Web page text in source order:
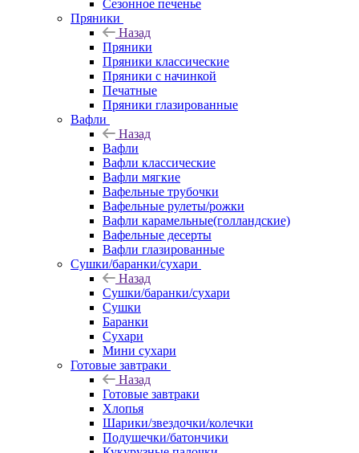
Сезонное печенье
Пряники
Назад
Пряники
Пряники классические
Пряники с начинкой
Печатные
Пряники глазированные
Вафли
Назад
Вафли
Вафли классические
Вафли мягкие
Вафельные трубочки
Вафельные рулеты/рожки
Вафли карамельные(голландские)
Вафельные десерты
Вафли глазированные
Сушки/баранки/сухари
Назад
Сушки/баранки/сухари
Сушки
Баранки
Сухари
Мини сухари
Готовые завтраки
Назад
Готовые завтраки
Хлопья
Шарики/звездочки/колечки
Подушечки/батончики